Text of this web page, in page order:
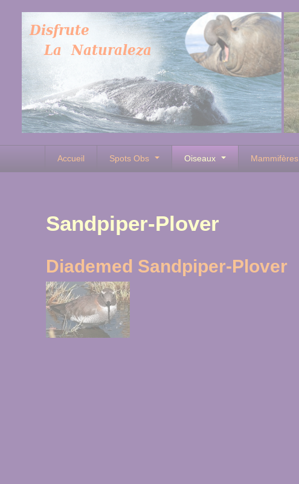
Accueil Spots Obs Oiseaux Mammifères
Sandpiper-Plover
Diademed Sandpiper-Plover